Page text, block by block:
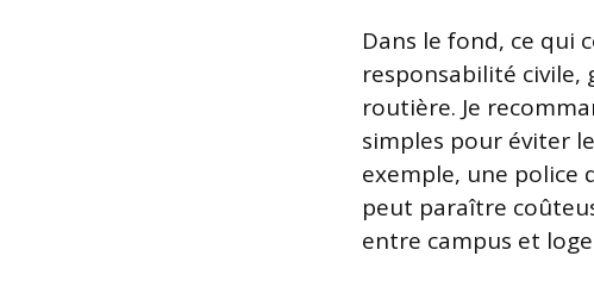
Dans le fond, ce qui
responsabilité
routière. Je
simples pour éviter
exemple, une police
peut paraître
entre campus et